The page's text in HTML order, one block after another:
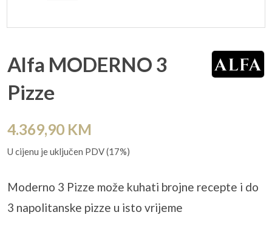
Alfa MODERNO 3
Pizze
4.369,90 KM
U cijenu je uključen PDV (17%)
Moderno 3 Pizze može kuhati brojne recepte i do
3 napolitanske pizze u isto vrijeme